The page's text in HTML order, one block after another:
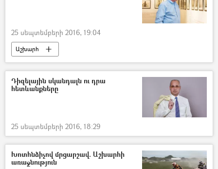
25 սեպտեմբերի 2016, 19:04
Աշխարհ
Դիզելային սկանդալն ու դրա
հետևանքները
25 սեպտեմբերի 2016, 18:29
Խոտհնձիչով մրցարշավ. Աշխարհի
առաջնություն